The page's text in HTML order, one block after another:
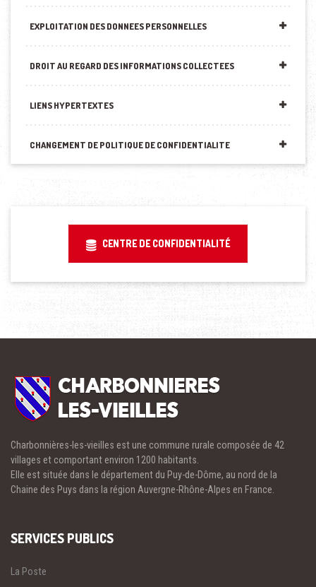
EXPLOITATION DES DONNEES PERSONNELLES
DROIT AU REGARD DES INFORMATIONS COLLECTEES
LIENS HYPERTEXTES
CHANGEMENT DE POLITIQUE DE CONFIDENTIALITE
CENTRE DE CONFIDENTIALITÉ
Charbonnières-les-vieilles est une commune rurale composée de 42
villages et comportant environ 1200 habitants.
Elle est située dans le département du Puy-de-Dôme, au nord de la
Chaine des Puys dans la région Auvergne-Rhône-Alpes en France.
SERVICES PUBLICS
La Poste